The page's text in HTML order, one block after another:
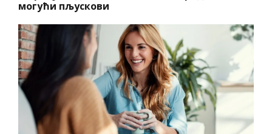
могући пљускови